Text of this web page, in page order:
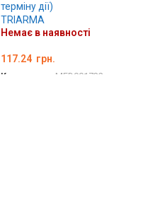
терміну дії)
TRIARMA
Немає в наявності
117.24 грн.
Код товару: MED001732